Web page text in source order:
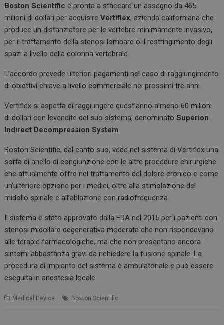
ce
b
o
o
k
ke
dI
n
at
s
A
p
p
Boston Scientific è pronta a staccare un assegno da 465
milioni di dollari per acquisireVertiflex, azienda californiana che
produce un distanziatore per le vertebre minimamente invasivo,
per il trattamento della stenosi lombare o il restringimento degli
spazi a livello della colonna vertebrale.
L’accordo prevede ulteriori pagamenti nel caso di raggiungimento
di obiettivi chiave a livello commerciale nei prossimi tre anni.
Vertiflex si aspetta di raggiungere quest’anno almeno 60 milioni
di dollari con levendite del suo sistema, denominato Superion
Indirect Decompression System.
Boston Scientific, dal canto suo, vede nel sistema di Vertiflex una
sorta di anello di congiunzione con le altre procedure chirurgiche
che attualmente offre nel trattamento del dolore cronico e come
un’ulteriore opzione per i medici, oltre alla stimolazione del
midollo spinale e all’ablazione con radiofrequenza.
Il sistema è stato approvato dalla FDA nel 2015 per i pazienti con
stenosi midollare degenerativa moderata che non rispondevano
alle terapie farmacologiche, ma che non presentano ancora
sintomi abbastanza gravi da richiedere la fusione spinale. La
procedura di impianto del sistema è ambulatoriale e può essere
eseguita in anestesia locale.
Medical Device Boston Scientific